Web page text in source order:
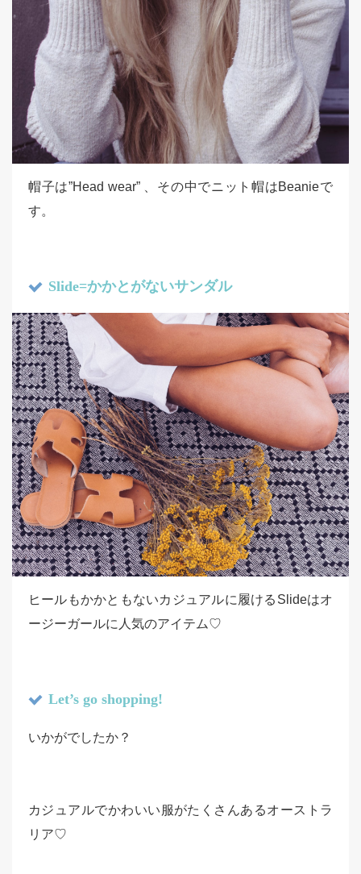
帽子は”Head wear” 、その中でニット帽はBeanieで
す。
Slide=かかとがないサンダル
ヒールもかかともないカジュアルに履けるSlideはオ
ージーガールに人気のアイテム♡
Let’s go shopping!
いかがでしたか？
カジュアルでかわいい服がたくさんあるオーストラ
リア♡